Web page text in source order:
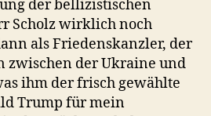
der bellizistischen
Scholz wirklich noch
als Friedenskanzler, der
zwischen der Ukraine und
ihm der frisch gewählte
Trump für mein